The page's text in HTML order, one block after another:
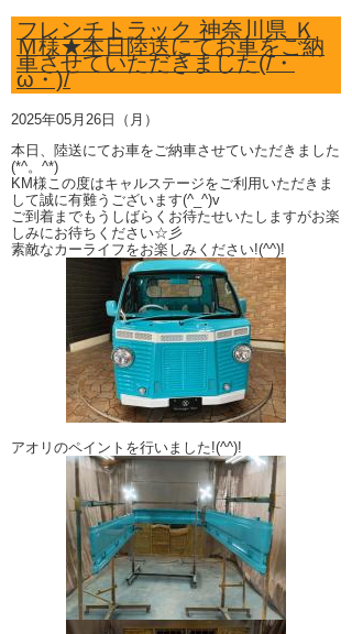
フレンチトラック 神奈川県 Ｋ
Ｍ様★本日陸送にてお車をご納
車させていただきました(/・
ω・)/
2025年05月26日（月）
本日、陸送にてお車をご納車させていただきました
(*^。^*)
KM様この度はキャルステージをご利用いただきま
して誠に有難うございます(^_^)v
ご到着までもうしばらくお待たせいたしますがお楽
しみにお待ちください☆彡
素敵なカーライフをお楽しみください!(^^)!
アオリのペイントを行いました!(^^)!